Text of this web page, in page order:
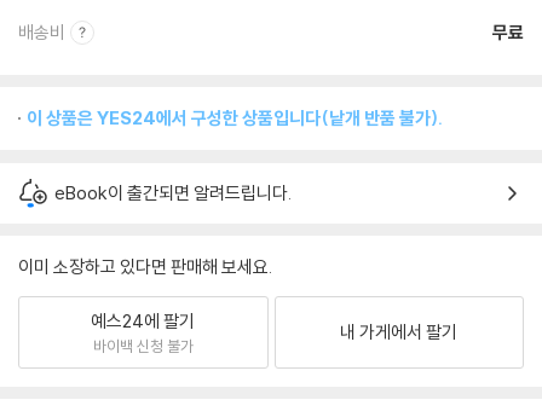
배송비 무료
이 상품은 YES24에서 구성한 상품입니다(낱개 반품 불가).
eBook이 출간되면 알려드립니다.
이미 소장하고 있다면 판매해 보세요.
예스24에 팔기
바이백 신청 불가
내 가게에서 팔기